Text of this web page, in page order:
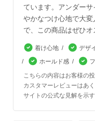
ています。アンダー
やかなつけ心地で大
で、この商品はぜひオ
着け心地 デザ
ホールド感
こちらの内容はお客様の
カスタマーレビューはあ
サイトの公式な見解を示